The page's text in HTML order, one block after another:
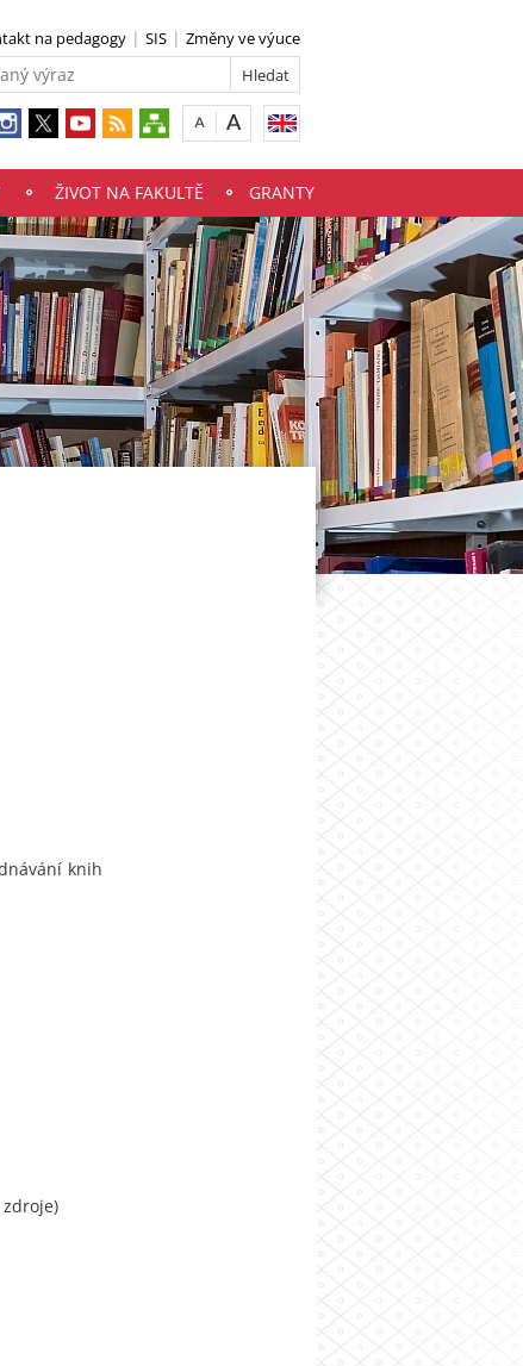
na pedagogy SIS Změny ve výuce
ŽIVOT NA FAKULTĚ GRANTY
knih